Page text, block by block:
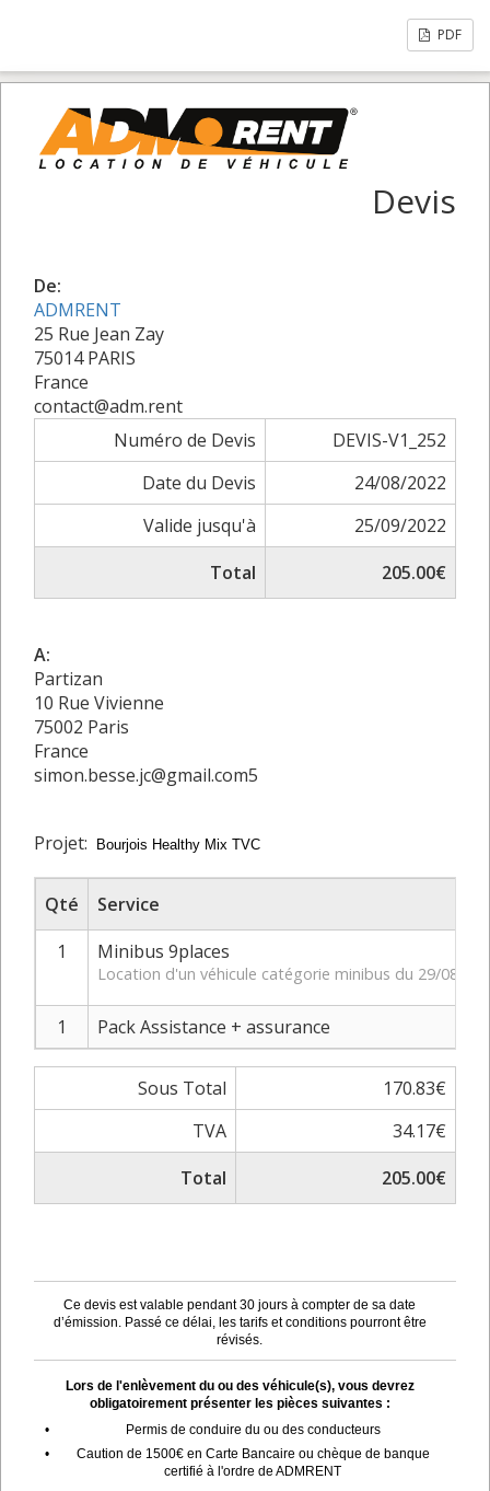
PDF
Devis
De:
ADMRENT
25 Rue Jean Zay
75014 PARIS
France
contact@adm.rent
Numéro de Devis
DEVIS-V1_252
Date du Devis
24/08/2022
Valide jusqu'à
25/09/2022
Total
205.00€
A:
Partizan
10 Rue Vivienne
75002 Paris
France
simon.besse.jc@gmail.com5
Projet: Bourjois Healthy Mix TVC
Qté
Service
1
Minibus 9places
Location d'un véhicule catégorie minibus du 29/08/
1 Pack Assistance + assurance
Sous Total
170.83€
TVA
34.17€
Total
205.00€
Ce devis est valable pendant 30 jours à compter de sa date
d’émission. Passé ce délai, les tarifs et conditions pourront être
révisés.
Lors de l'enlèvement du ou des véhicule(s), vous devrez
obligatoirement présenter les pièces suivantes :
•
Permis de conduire du ou des conducteurs
•
Caution de 1500€ en Carte Bancaire ou chèque de banque
certifié à l'ordre de ADMRENT